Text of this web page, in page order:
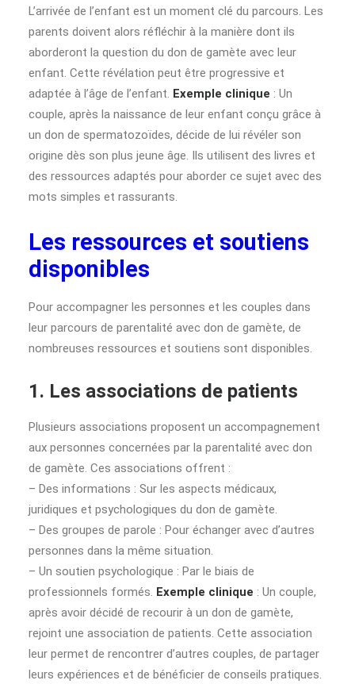
L’arrivée de l’enfant est un moment clé du parcours. Les
parents doivent alors réfléchir à la manière dont ils
aborderont la question du don de gamète avec leur
enfant. Cette révélation peut être progressive et
adaptée à l’âge de l’enfant. Exemple clinique : Un
couple, après la naissance de leur enfant conçu grâce à
un don de spermatozoïdes, décide de lui révéler son
origine dès son plus jeune âge. Ils utilisent des livres et
des ressources adaptés pour aborder ce sujet avec des
mots simples et rassurants.
Les ressources et soutiens
disponibles
Pour accompagner les personnes et les couples dans
leur parcours de parentalité avec don de gamète, de
nombreuses ressources et soutiens sont disponibles.
1. Les associations de patients
Plusieurs associations proposent un accompagnement
aux personnes concernées par la parentalité avec don
de gamète. Ces associations offrent :
– Des informations : Sur les aspects médicaux,
juridiques et psychologiques du don de gamète.
– Des groupes de parole : Pour échanger avec d’autres
personnes dans la même situation.
– Un soutien psychologique : Par le biais de
professionnels formés. Exemple clinique : Un couple,
après avoir décidé de recourir à un don de gamète,
rejoint une association de patients. Cette association
leur permet de rencontrer d’autres couples, de partager
leurs expériences et de bénéficier de conseils pratiques.